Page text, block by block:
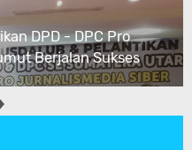
DPD - DPC Pro
Berjalan Sukses